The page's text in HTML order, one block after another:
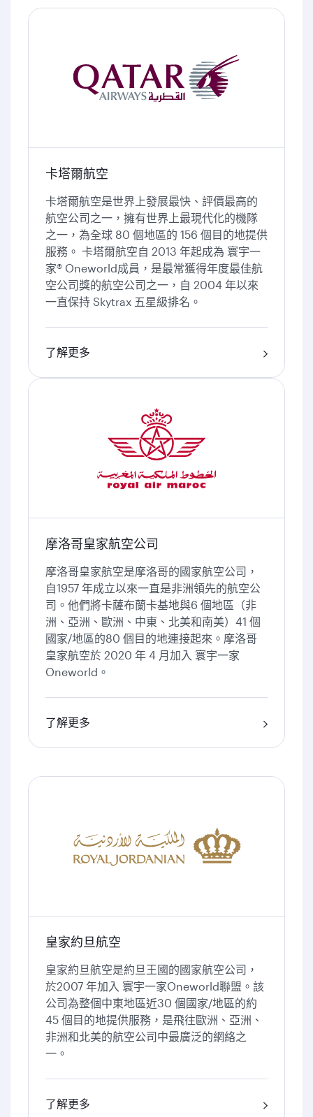
卡塔爾航空
卡塔爾航空是世界上發展最快、評價最高的
航空公司之一，擁有世界上最現代化的機隊
之一，為全球 80 個地區的 156 個目的地提供
服務。 卡塔爾航空自 2013 年起成為 寰宇一
家® Oneworld成員，是最常獲得年度最佳航
空公司獎的航空公司之一，自 2004 年以來
一直保持 Skytrax 五星級排名。
了解更多
摩洛哥皇家航空公司
摩洛哥皇家航空是摩洛哥的國家航空公司，
自1957 年成立以來一直是非洲領先的航空公
司。他們將卡薩布蘭卡基地與6 個地區（非
洲、亞洲、歐洲、中東、北美和南美）41 個
國家/地區的80 個目的地連接起來。摩洛哥
皇家航空於 2020 年 4 月加入 寰宇一家
Oneworld。
了解更多
皇家約旦航空
皇家約旦航空是約旦王國的國家航空公司，
於2007 年加入 寰宇一家Oneworld聯盟。該
公司為整個中東地區近30 個國家/地區的約
45 個目的地提供服務，是飛往歐洲、亞洲、
非洲和北美的航空公司中最廣泛的網絡之
一。
了解更多